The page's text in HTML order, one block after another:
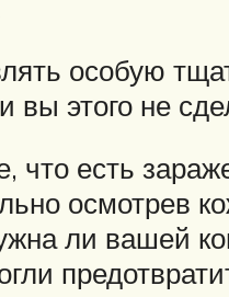
особую
этого не
что есть
осмотрев
ли вашей